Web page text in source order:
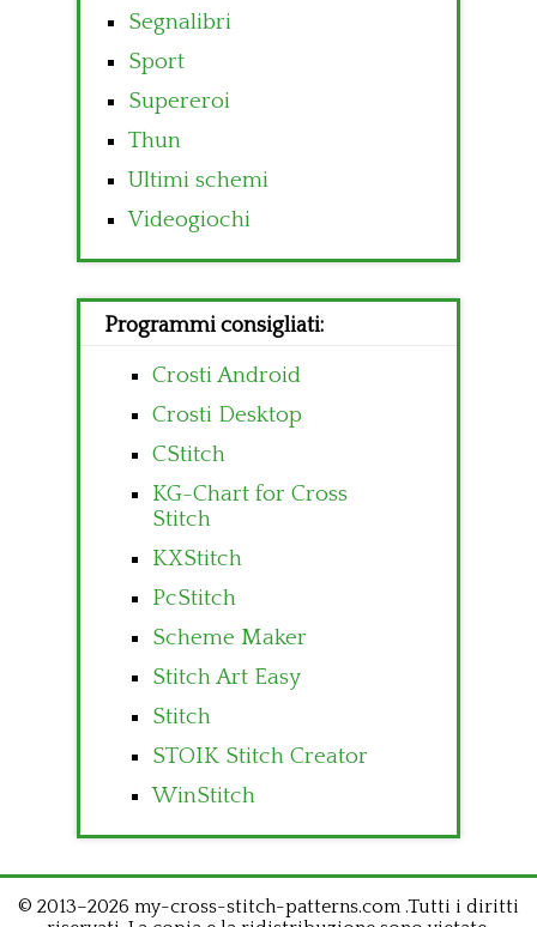
Segnalibri
Sport
Supereroi
Thun
Ultimi schemi
Videogiochi
Programmi consigliati:
Crosti Android
Crosti Desktop
CStitch
KG-Chart for Cross
Stitch
KXStitch
PcStitch
Scheme Maker
Stitch Art Easy
Stitch
STOIK Stitch Creator
WinStitch
© 2013–2026 my-cross-stitch-patterns.com .Tutti i diritti